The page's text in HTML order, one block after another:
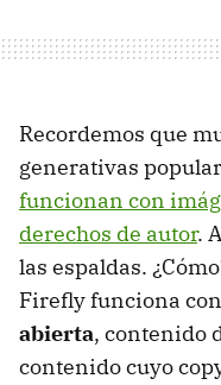
Recordemos que
generativas
funcionan con
derechos de autor.
las espaldas.
Firefly funciona con
abierta, contenido
contenido cuyo